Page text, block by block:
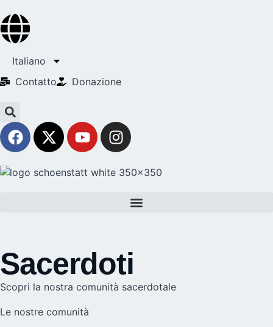
Italiano
Contatto
Donazione
Sacerdoti
Scopri la nostra comunità sacerdotale
Le nostre comunità